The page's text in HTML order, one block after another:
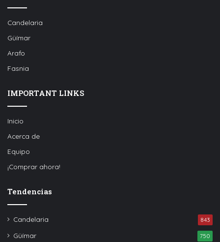
Candelaria
Güímar
Arafo
Fasnia
IMPORTANT LINKS
Inicio
Acerca de
Equipo
¡Comprar ahora!
Tendencias
Candelaria 843
Güímar 750